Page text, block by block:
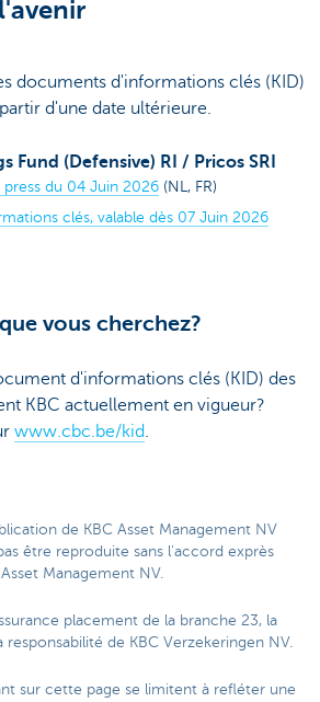
documents d'informations clés (KID)
d'une date ultérieure.
Fund (Defensive) RI / Pricos SRI
du 04 Juin 2026 (NL, FR)
clés, valable dès 07 Juin 2026
vous cherchez?
d'informations clés (KID) des
KBC actuellement en vigueur?
www.cbc.be/kid.
de KBC Asset Management NV
être reproduite sans l'accord exprès
Management NV.
placement de la branche 23, la
de KBC Verzekeringen NV.
sur cette page se limitent à refléter une